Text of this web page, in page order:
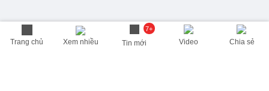
Trang chủ Xem nhiều
7+
Tin mới Video Chia sẻ